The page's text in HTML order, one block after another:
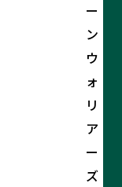
ー
ン
ウ
ォ
リ
ア
ー
ズ